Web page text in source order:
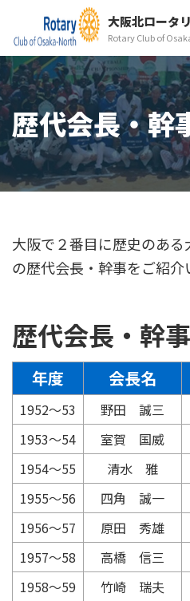
大阪北ロータ
Rotary Club of
歴代会長・幹
大阪で２番目に歴史のあ
の歴代会長・幹事をご紹介
歴代会長・幹
年度 会長名
1952〜53 野田 誠三
1953〜54
室賀 国威
1954〜55
清水 雅
1955〜56
四角 誠一
1956〜57
原田 秀雄
1957〜58
高橋 信三
1958〜59
竹崎 瑞夫